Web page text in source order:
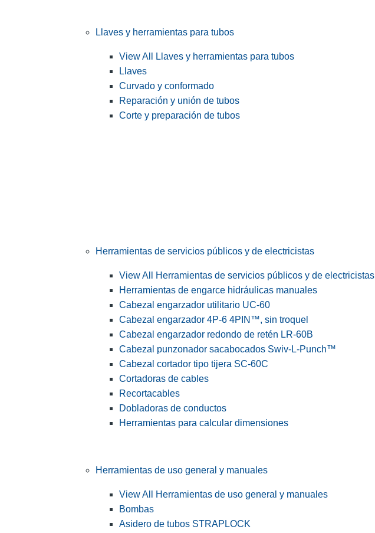
Llaves y herramientas para tubos
View All Llaves y herramientas para tubos
Llaves
Curvado y conformado
Reparación y unión de tubos
Corte y preparación de tubos
Herramientas de servicios públicos y de electricistas
View All Herramientas de servicios públicos y de electricistas
Herramientas de engarce hidráulicas manuales
Cabezal engarzador utilitario UC-60
Cabezal engarzador 4P-6 4PIN™, sin troquel
Cabezal engarzador redondo de retén LR-60B
Cabezal punzonador sacabocados Swiv-L-Punch™
Cabezal cortador tipo tijera SC-60C
Cortadoras de cables
Recortacables
Dobladoras de conductos
Herramientas para calcular dimensiones
Herramientas de uso general y manuales
View All Herramientas de uso general y manuales
Bombas
Asidero de tubos STRAPLOCK